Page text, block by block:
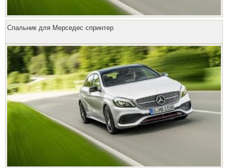
Спальник для Мерседес спринтер